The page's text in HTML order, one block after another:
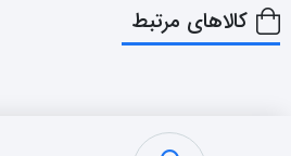
کالاهای مرتبط